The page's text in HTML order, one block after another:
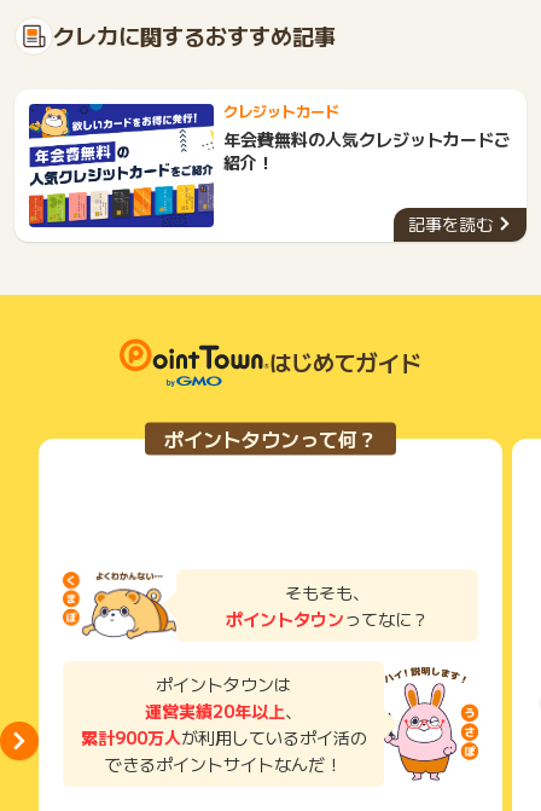
案内しているキャンペーンからのお申込み
・お申込みから90日経過しても発行に至らなかった場合
・過去に楽天カードのお申込み履歴がある場合
(※1.楽天カード、楽天PINKカード、楽天ゴールドカード、楽天
プレミアムカード、楽天ビジネスカード、楽天銀行カード、楽
天ANAマイレージクラブカード、楽天カード アカデミー、アル
ペングループ楽天カード等、楽天カード株式会社会社の発行す
るカードのお申込み履歴がある場合は対象外)
(※2.楽天会員に再登録された場合でも、同一人物と判断された
・広告クリックから獲得に至るまで、同一ブラウザ内で遷移さ
れていない場合
【その他注意事項】
ります。
申込完了画面に表示されるカード申込受付IDを必ず控えるよう
お願い致します。
は、お受けできませんのでお早めにご確認をお願い致します。
クレカ クレジットカード
※ポイントに関するお問い合わせは、ポイントタウンのサポート
得無効」となる可能性があります。
・同一端末や同一世帯で、繰り返し利用不可のサービス・お買
て一度でも同サービス・お買い物を利用されたことがある場合
ご利用前には、Cookieの削除をおこなっていただくことを推奨
します。
サービス・お買い物利用時にお電話など2つ以上の申し込み方
法がある場合、必ずサイト上のWEBフォームからお申し込みく
ださい。
読みください。
お申し込みやお買い物後、利用したサイトから送られる購入完
了などのメールは、ポイント獲得するまで必ず保管してくださ
メールを送っていただく場合がございます。
そのため、紛失・破棄された場合は対応いたしかねますので、
商品の交換や一部でもキャンセルされた場合、ポイントが無効
になる可能性もございます。
各サービス・お買い物の獲得ポイントや獲得条件、キャンペー
れた時点の条件が適用されます。
条件を達成しているかどうかは各広告主ではなく、代理店が行
っているため、広告主はポイントに関する詳細を把握しており
ません。
そのため、ポイントタウンのポイントに関するお問い合わせを
広告主様に直接行わないようお願いいたします。
掲載中のプログラムの掲載終了日はあくまで予定となってお
広告に遷移しない場合は掲載が終了となっておりポイントが獲
クレカに関するおすすめ記事
クレジットカード
年会費無料の人気クレジットカードご
紹介！
記事を読む
はじめてガイド
ポイントタウンって何？
そもそも、
ポイントタウンってなに？
ポイントタウンは
運営実績20年以上、
累計900万人が利用しているポイ活の
できるポイントサイトなんだ！